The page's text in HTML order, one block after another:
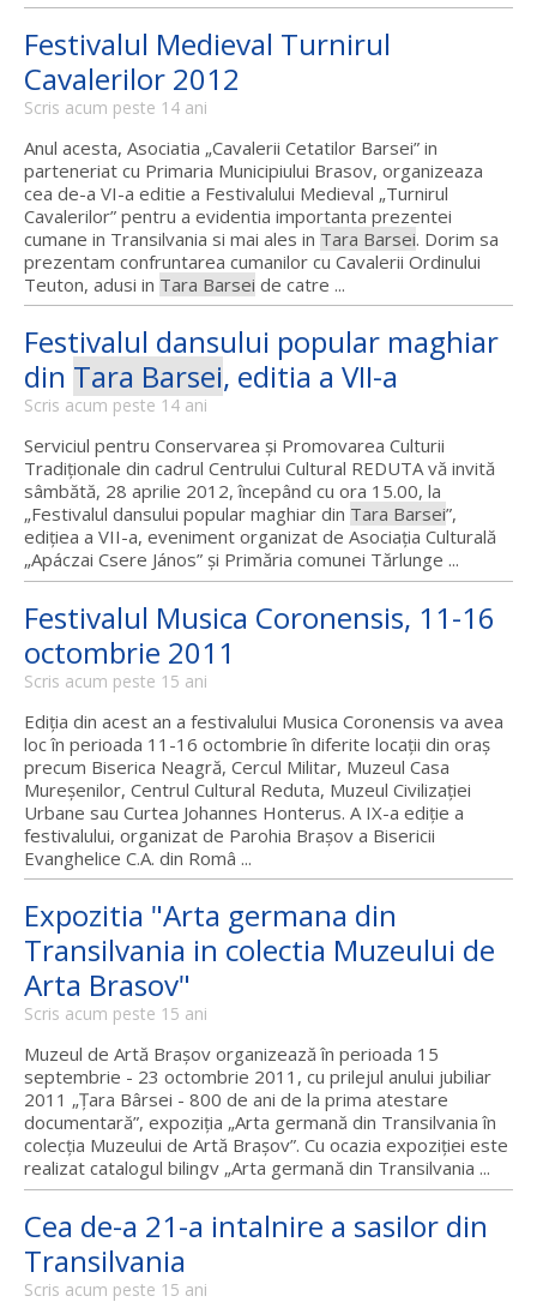
Festivalul Medieval Turnirul
Cavalerilor 2012
Scris acum peste 14 ani
Anul acesta, Asociatia „Cavalerii Cetatilor Barsei” in
parteneriat cu Primaria Municipiului Brasov, organizeaza
cea de-a VI-a editie a Festivalului Medieval „Turnirul
Cavalerilor” pentru a evidentia importanta prezentei
cumane in Transilvania si mai ales in Tara Barsei. Dorim sa
prezentam confruntarea cumanilor cu Cavalerii Ordinului
Teuton, adusi in Tara Barsei de catre ...
Festivalul dansului popular maghiar
din Tara Barsei, editia a VII-a
Scris acum peste 14 ani
Serviciul pentru Conservarea şi Promovarea Culturii
Tradiţionale din cadrul Centrului Cultural REDUTA vă invită
sâmbătă, 28 aprilie 2012, începând cu ora 15.00, la
„Festivalul dansului popular maghiar din Tara Barsei”,
ediţiea a VII-a, eveniment organizat de Asociaţia Culturală
„Apáczai Csere János” şi Primăria comunei Tărlunge ...
Festivalul Musica Coronensis, 11-16
octombrie 2011
Scris acum peste 15 ani
Ediţia din acest an a festivalului Musica Coronensis va avea
loc în perioada 11-16 octombrie în diferite locaţii din oraş
precum Biserica Neagră, Cercul Militar, Muzeul Casa
Mureşenilor, Centrul Cultural Reduta, Muzeul Civilizaţiei
Urbane sau Curtea Johannes Honterus. A IX-a ediţie a
festivalului, organizat de Parohia Braşov a Bisericii
Evanghelice C.A. din Româ ...
Expozitia "Arta germana din
Transilvania in colectia Muzeului de
Arta Brasov"
Scris acum peste 15 ani
Muzeul de Artă Braşov organizează în perioada 15
septembrie - 23 octombrie 2011, cu prilejul anului jubiliar
2011 „Ţara Bârsei - 800 de ani de la prima atestare
documentară”, expoziţia „Arta germană din Transilvania în
colecţia Muzeului de Artă Braşov”. Cu ocazia expoziţiei este
realizat catalogul bilingv „Arta germană din Transilvania ...
Cea de-a 21-a intalnire a sasilor din
Transilvania
Scris acum peste 15 ani